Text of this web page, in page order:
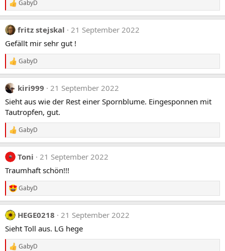
n
e
n
:
R
e
a
k
i
o
n
e
n
:
GabyD
fritz stejskal
21 September 2022
Gefällt mir sehr gut !
R
e
a
k
i
o
n
e
n
:
GabyD
kiri999
21 September 2022
Sieht aus wie der Rest einer Spornblume. Eingesponnen mit
Tautropfen, gut.
R
e
a
k
i
o
n
e
n
:
GabyD
Toni
21 September 2022
Traumhaft schön!!!
R
e
a
k
i
o
n
GabyD
HEGE0218
21 September 2022
Sieht Toll aus. LG hege
GabyD